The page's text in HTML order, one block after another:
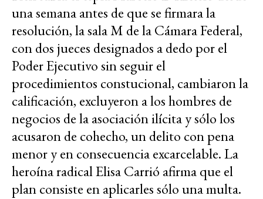
una semana antes de que se firmara la
resolución, la sala M de la Cámara Federal,
con dos jueces designados a dedo por el
Poder Ejecutivo sin seguir el
procedimientos constucional, cambiaron la
calificación, excluyeron a los hombres de
negocios de la asociación ilícita y sólo los
acusaron de cohecho, un delito con pena
menor y en consecuencia excarcelable. La
heroína radical Elisa Carrió afirma que el
plan consiste en aplicarles sólo una multa.